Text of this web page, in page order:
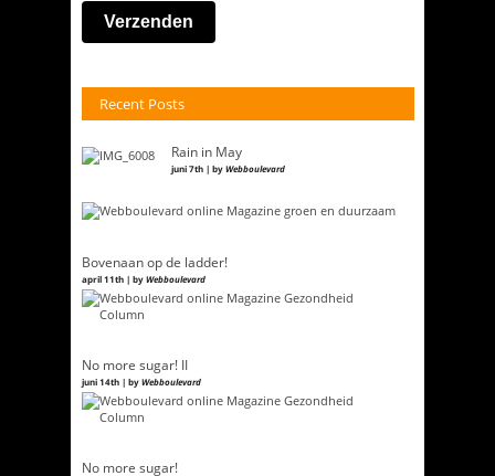
Recent Posts
Rain in May
juni 7th | byWebboulevard
Bovenaan op de ladder!
april 11th | byWebboulevard
No more sugar! II
juni 14th | byWebboulevard
No more sugar!